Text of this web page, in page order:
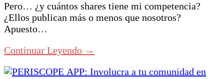
Pero… ¿y cuántos shares tiene mi competencia?
¿Ellos publican más o menos que nosotros?
Apuesto…
Continuar Leyendo →